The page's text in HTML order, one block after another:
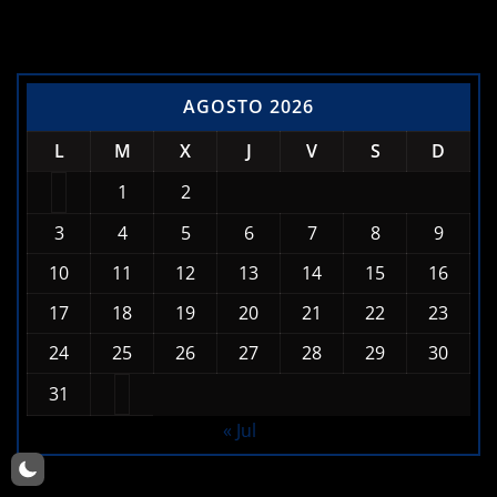
AGOSTO 2026
L
M X J V S
D
1
2
3
4 5 6 7 8
9
10
11 12 13 14 15
16
17
27